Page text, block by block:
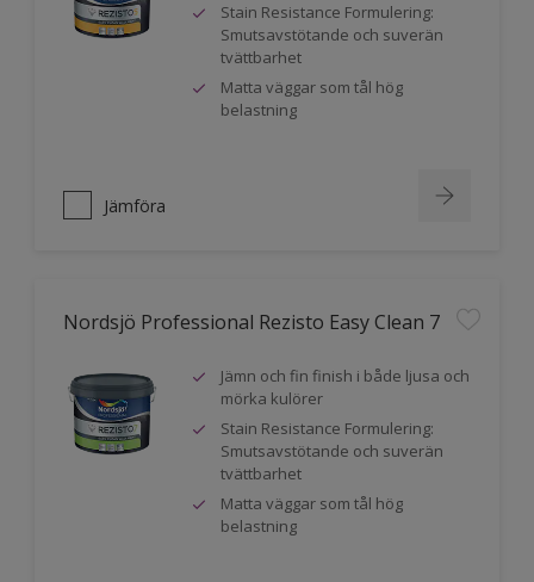
Stain Resistance Formulering:
Smutsavstötande och suverän
tvättbarhet
Matta väggar som tål hög
belastning
Jämföra
Nordsjö Professional Rezisto Easy Clean 7
Jämn och fin finish i både ljusa och
mörka kulörer
Stain Resistance Formulering:
Smutsavstötande och suverän
tvättbarhet
Matta väggar som tål hög
belastning